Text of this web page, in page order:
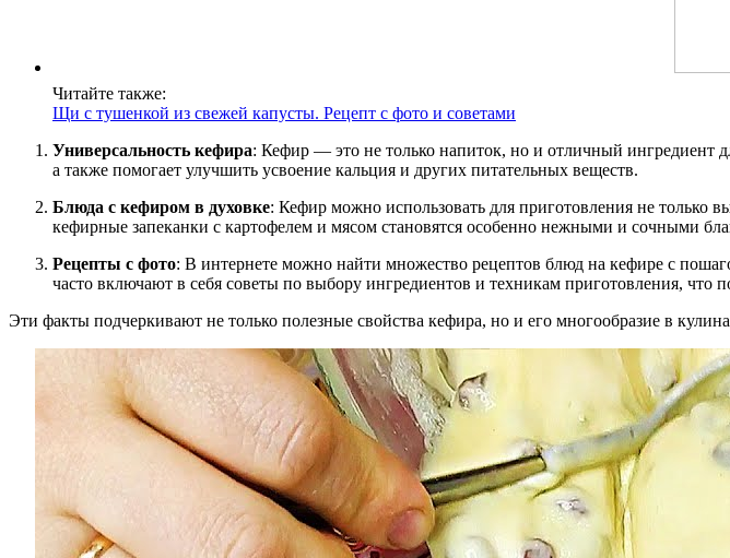
Читайте также:
Щи с тушенкой из свежей капусты. Рецепт с фото и советами
Универсальность кефира: Кефир — это не только напиток, но и отличный ингредиент
а также помогает улучшить усвоение кальция и других питательных веществ.
Блюда с кефиром в духовке: Кефир можно использовать для приготовления не
кефирные запеканки с картофелем и мясом становятся особенно нежными и сочными
Рецепты с фото: В интернете можно найти множество рецептов блюд на кефире с
часто включают в себя советы по выбору ингредиентов и техникам приготовления, что
Эти факты подчеркивают не только полезные свойства кефира, но и его многообразие в